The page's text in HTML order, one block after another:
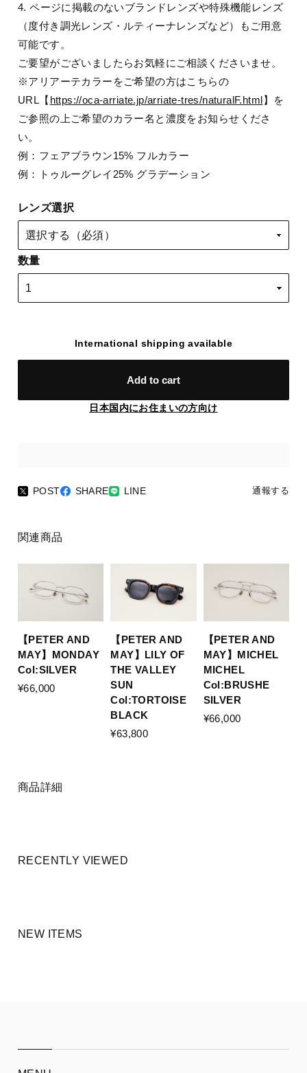
4. ページに掲載のないブランドレンズや特殊機能レンズ
（度付き調光レンズ・ルティーナレンズなど）もご用意
可能です。
ご要望がございましたらお気軽にご相談くださいませ。
※アリアーテカラーをご希望の方はこちらの
URL【 https://oca-arriate.jp/arriate-tres/naturalF.html】を
ご参照の上ご希望のカラー名と濃度をお知らせくださ
い。
例：フェアブラウン15% フルカラー
例：トゥルーグレイ25% グラデーション
レンズ選択
数量
International shipping available
Add to cart
日本国内にお住まいの方向け
POST SHARE LINE 通報する
関連商品
【PETER AND
MAY】MONDAY
Col:SILVER
¥66,000
【PETER AND
MAY】LILY OF
THE VALLEY
SUN
Col:TORTOISE
BLACK
¥63,800
【PETER AND
MAY】MICHEL
MICHEL
Col:BRUSHE
SILVER
¥66,000
商品詳細
RECENTLY VIEWED
NEW ITEMS